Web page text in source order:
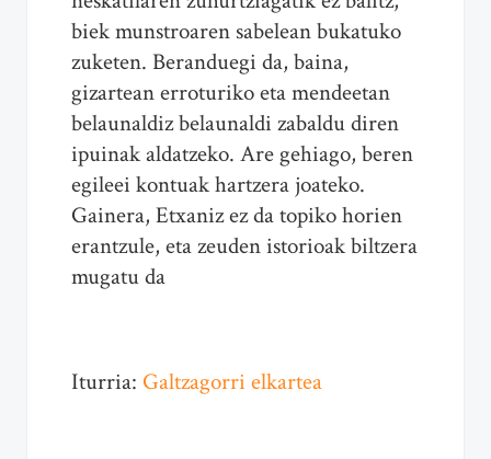
biek munstroaren sabelean bukatuko
zuketen. Beranduegi da, baina,
gizartean erroturiko eta mendeetan
belaunaldiz belaunaldi zabaldu diren
ipuinak aldatzeko. Are gehiago, beren
egileei kontuak hartzera joateko.
Gainera, Etxaniz ez da topiko horien
erantzule, eta zeuden istorioak biltzera
mugatu da
Iturria: Galtzagorri elkartea